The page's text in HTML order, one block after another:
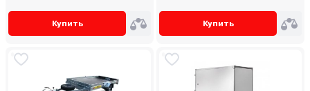
Купить Купить